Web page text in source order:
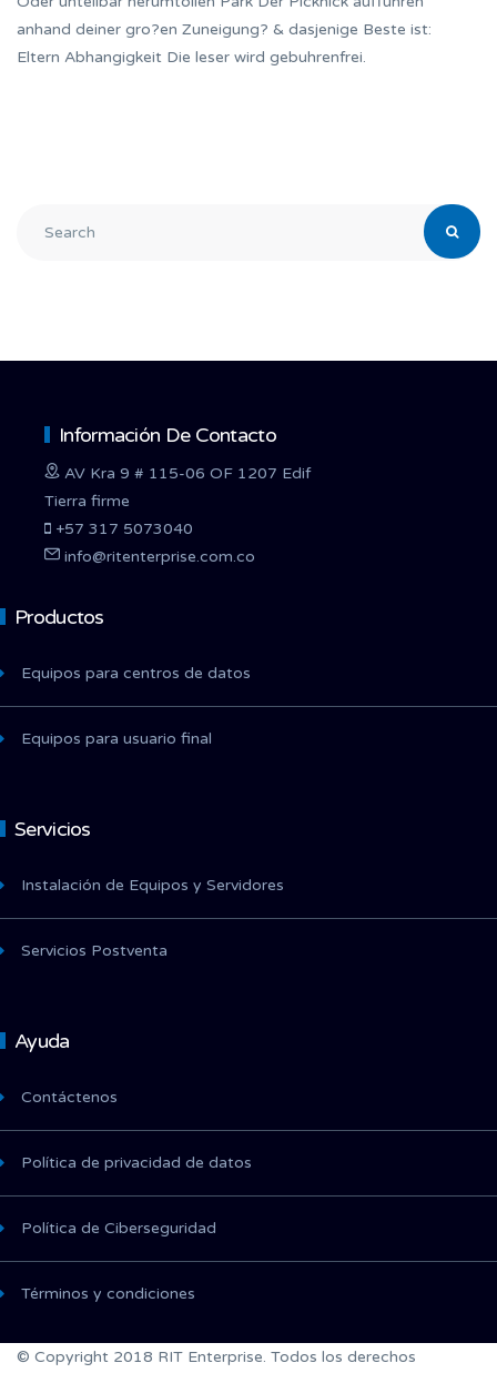
anhand deiner gro?en Zuneigung? & dasjenige Beste ist:
Eltern Abhangigkeit Die leser wird gebuhrenfrei.
Información De Contacto
AV Kra 9 # 115-06 OF 1207 Edif
Tierra firme
+57 317 5073040
info@ritenterprise.com.co
Productos
Equipos para centros de datos
Equipos para usuario final
Servicios
Instalación de Equipos y Servidores
Servicios Postventa
Ayuda
Contáctenos
Política de privacidad de datos
Política de Ciberseguridad
Términos y condiciones
© Copyright 2018 RIT Enterprise. Todos los derechos